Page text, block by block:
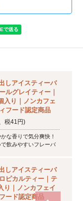
しアイスティーバ
ルグレイティー｜
入り｜ノンカフェ
フード認定商品
税41円)
な香りで気分爽快！
飲みやすいフレーバ
しアイスティーバ
ピカルティー｜テ
り｜ノンカフェイ
ード認定商品